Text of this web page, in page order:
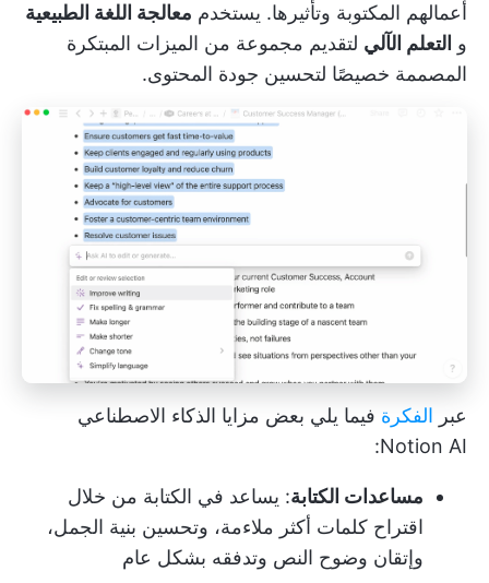
أعمالهم المكتوبة وتأثيرها. يستخدم معالجة اللغة الطبيعية
و التعلم الآلي لتقديم مجموعة من الميزات المبتكرة
المصممة خصيصًا لتحسين جودة المحتوى.
عبر الفكرة فيما يلي بعض مزايا الذكاء الاصطناعي
Notion AI:
مساعدات الكتابة: يساعد في الكتابة من خلال
اقتراح كلمات أكثر ملاءمة، وتحسين بنية الجمل،
وإتقان وضوح النص وتدفقه بشكل عام